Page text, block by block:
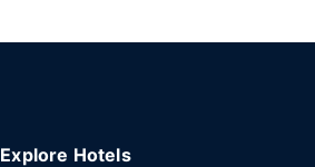
Explore Hotels